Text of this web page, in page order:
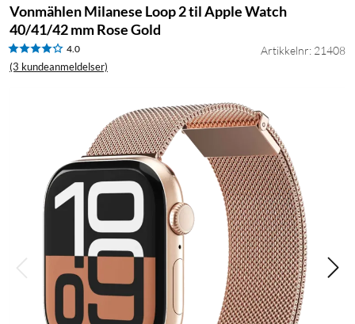
Vonmählen Milanese Loop 2 til Apple Watch
40/41/42 mm Rose Gold
4.0
(3 kundeanmeldelser)
Artikkelnr: 21408